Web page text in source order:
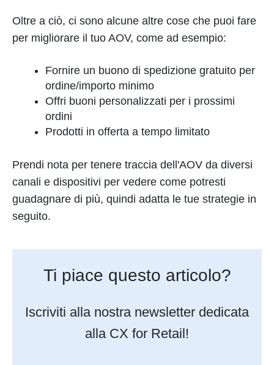
Oltre a ciò, ci sono alcune altre cose che puoi fare
per migliorare il tuo AOV, come ad esempio:
Fornire un buono di spedizione gratuito per
ordine/importo minimo
Offri buoni personalizzati per i prossimi
ordini
Prodotti in offerta a tempo limitato
Prendi nota per tenere traccia dell'AOV da diversi
canali e dispositivi per vedere come potresti
guadagnare di più, quindi adatta le tue strategie in
seguito.
Ti piace questo articolo?
Iscriviti alla nostra newsletter dedicata
alla CX for Retail!